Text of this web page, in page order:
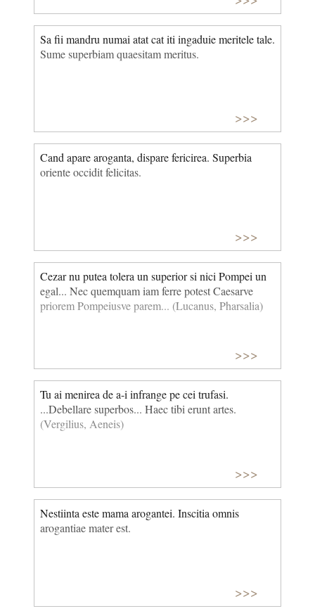
Sa fii mandru numai atat cat iti ingaduie meritele tale.
Sume superbiam quaesitam meritus.
>>>
Cand apare aroganta, dispare fericirea. Superbia
oriente occidit felicitas.
>>>
Cezar nu putea tolera un superior si nici Pompei un
egal... Nec quemquam iam ferre potest Caesarve
priorem Pompeiusve parem... (Lucanus, Pharsalia)
>>>
Tu ai menirea de a-i infrange pe cei trufasi.
...Debellare superbos... Haec tibi erunt artes.
(Vergilius, Aeneis)
>>>
Nestiinta este mama arogantei. Inscitia omnis
arogantiae mater est.
>>>